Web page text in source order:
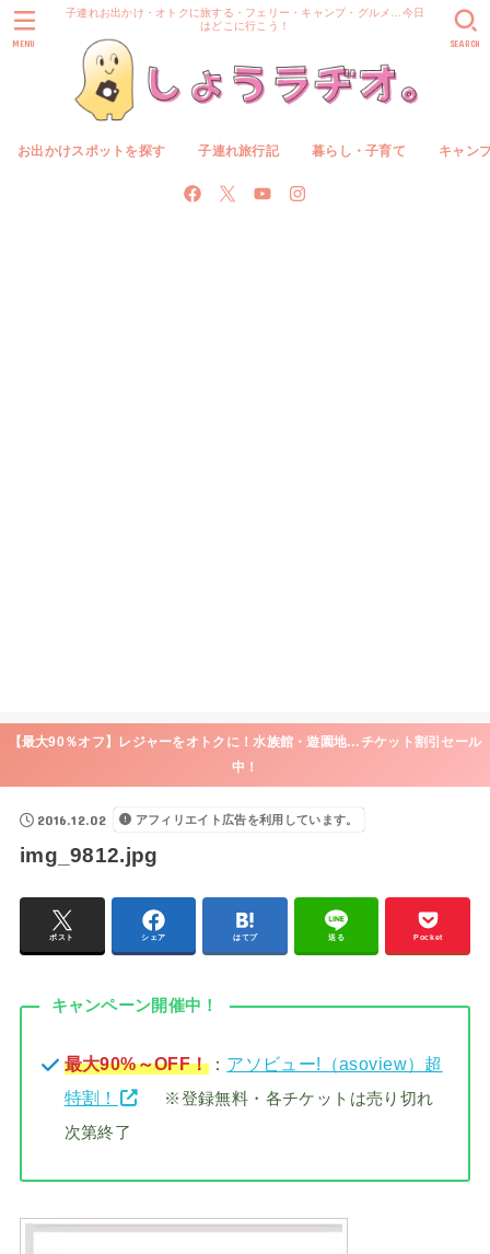
子連れお出かけ・オトクに旅する・フェリー・キャンプ・グルメ…今日
はどこに行こう！
お出かけスポットを探す 子連れ旅行記 暮らし・子育て キャン
SEARCH
MENU
【最大90％オフ】レジャーをオトクに！水族館・遊園地…チケット割引セール
中！
2016.12.02 アフィリエイト広告を利用しています。
img_9812.jpg
ポスト シェア はてブ 送る Pocket
キャンペーン開催中！
最大90%～OFF！： アソビュー!（asoview）超
特割！
※登録無料・各チケットは売り切れ
次第終了